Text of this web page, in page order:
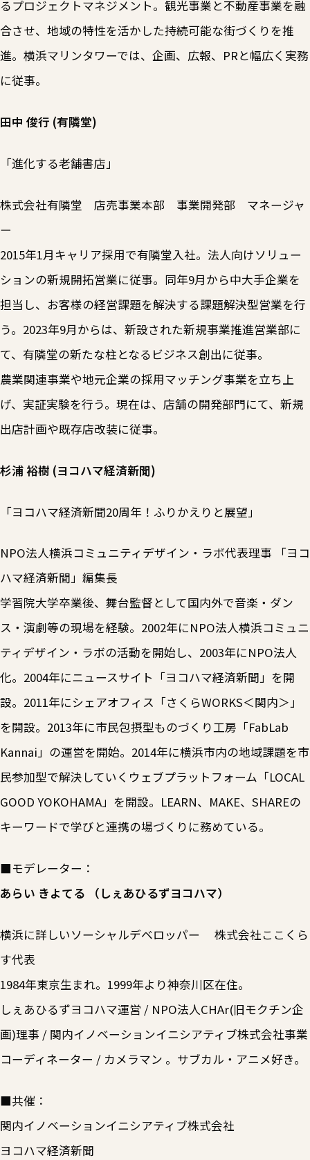
るプロジェクトマネジメント。観光事業と不動産事業を融
合させ、地域の特性を活かした持続可能な街づくりを推
進。横浜マリンタワーでは、企画、広報、PRと幅広く実務
に従事。
田中 俊行 (有隣堂)
「進化する老舗書店」
株式会社有隣堂 店売事業本部 事業開発部 マネージャ
ー
2015年1月キャリア採用で有隣堂入社。法人向けソリュー
ションの新規開拓営業に従事。同年9月から中大手企業を
担当し、お客様の経営課題を解決する課題解決型営業を行
う。2023年9月からは、新設された新規事業推進営業部に
て、有隣堂の新たな柱となるビジネス創出に従事。
農業関連事業や地元企業の採用マッチング事業を立ち上
げ、実証実験を行う。現在は、店舗の開発部門にて、新規
出店計画や既存店改装に従事。
杉浦 裕樹 (ヨコハマ経済新聞)
「ヨコハマ経済新聞20周年！ふりかえりと展望」
NPO法人横浜コミュニティデザイン・ラボ代表理事 「ヨコ
ハマ経済新聞」編集長
学習院大学卒業後、舞台監督として国内外で音楽・ダン
ス・演劇等の現場を経験。2002年にNPO法人横浜コミュニ
ティデザイン・ラボの活動を開始し、2003年にNPO法人
化。2004年にニュースサイト「ヨコハマ経済新聞」を開
設。2011年にシェアオフィス「さくらWORKS＜関内＞」
を開設。2013年に市民包摂型ものづくり工房「FabLab
Kannai」の運営を開始。2014年に横浜市内の地域課題を市
民参加型で解決していくウェブプラットフォーム「LOCAL
GOOD YOKOHAMA」を開設。LEARN、MAKE、SHAREの
キーワードで学びと連携の場づくりに務めている。
■モデレーター：
あらい きよてる （しぇあひるずヨコハマ）
横浜に詳しいソーシャルデベロッパー 株式会社ここくら
す代表
1984年東京生まれ。1999年より神奈川区在住。
しぇあひるずヨコハマ運営 / NPO法人CHAr(旧モクチン企
画)理事 / 関内イノベーションイニシアティブ株式会社事業
コーディネーター / カメラマン 。サブカル・アニメ好き。
■共催：
関内イノベーションイニシアティブ株式会社
ヨコハマ経済新聞